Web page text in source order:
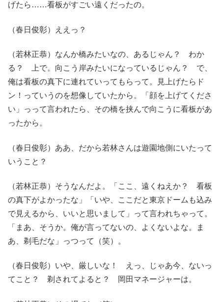
げたら……看板がすごい遠くだったの。
（春日俊彰）ええっ？
（若林正恭）なんか橋みたいなの、あるじゃん？ わか
る？ 上で。向こう岸みたいになっているじゃん？ で、
俺は看板の真下に連れていってもらって。見上げたらド
ン！っていうのを想像していたから。「顔を上げてくださ
い」っって言われたら、その橋を挟んで向こうに看板があ
ったから。
（春日俊彰）ああ、だから若林さんは遊園地側にいたって
いうこと？
（若林正恭）そうなんだよ。「ここ、遠くねえか？ 看板
の真下がよかったな」「いや、ここだと東京ドームも込み
で見えるから、いいと思いまして」って言われちゃって。
「まあ、そうか。俺が言ってないの、よくないよな。ま
あ、剃毛だな」っつって（笑）。
（春日俊彰）いや、厳しいな！ えっ、じゃあ今、ないっ
てこと？ 剃されてよると？ 岡田マネージャーは。